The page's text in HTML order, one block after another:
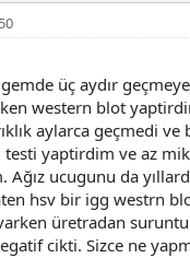
üç aydır
western blot
aylarca geçmedi
testi yaptirdim ve az
Ağız ucugunu da
hsv bir igg westrn
üretradan suruntu
cikti. Sizce ne